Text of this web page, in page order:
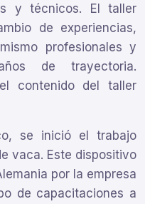
y técnicos. El taller
de experiencias,
profesionales y
de trayectoria.
contenido del taller
se inició el trabajo
vaca. Este dispositivo
por la empresa
de capacitaciones a